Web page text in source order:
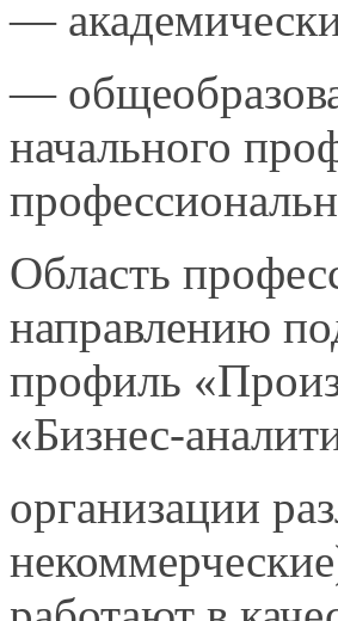
—
—
начального
Область
направлению
профиль
«Бизнес-
организации